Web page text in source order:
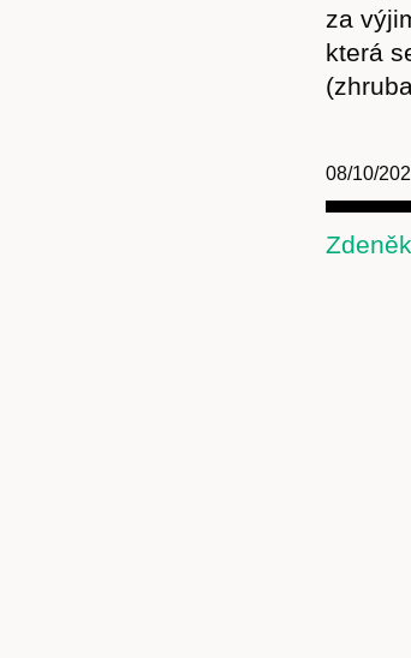
za
která
08/10/